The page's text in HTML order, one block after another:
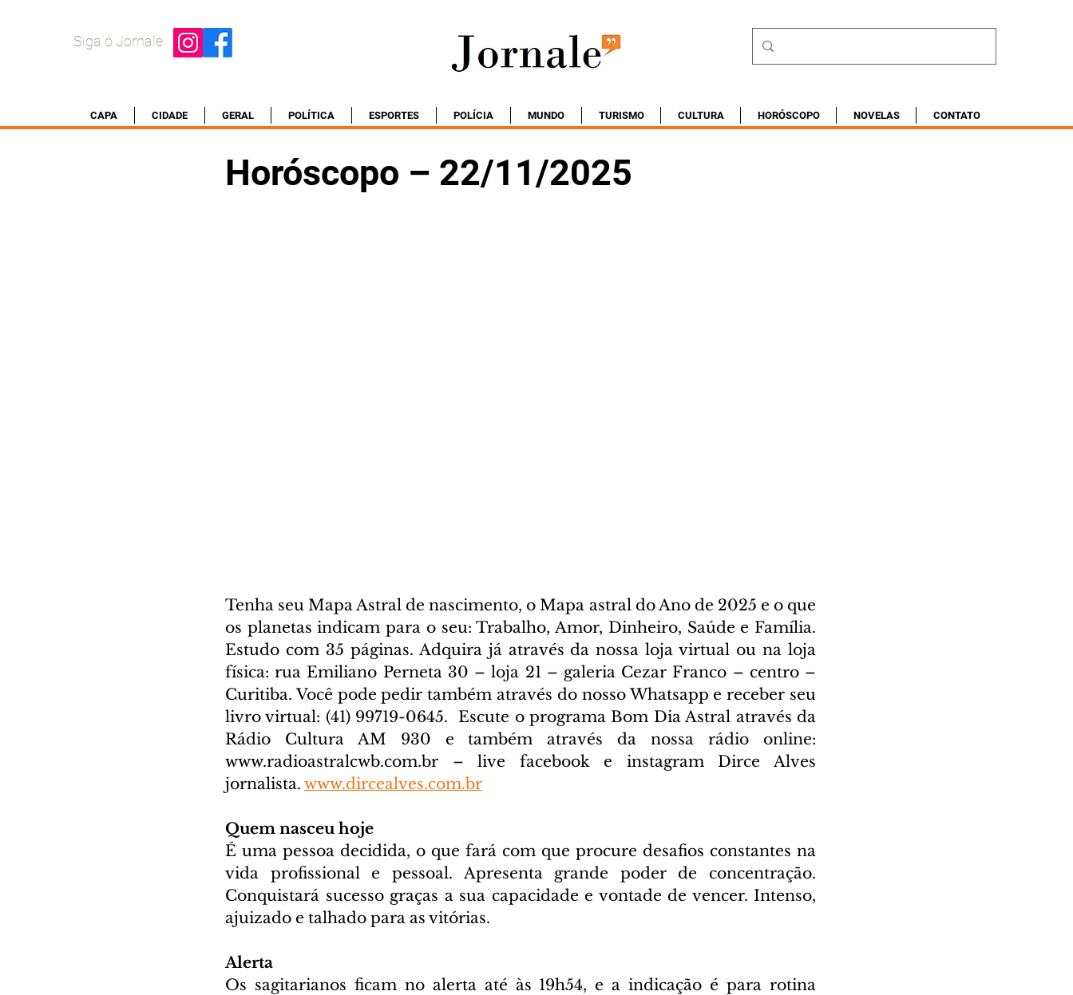
Siga o Jornale
CAPA CIDADE GERAL POLÍTICA ESPORTES POLÍCIA MUNDO TURISMO CULTURA HORÓSCOPO NOVELAS CONTATO
Horóscopo – 22/11/2025
Tenha seu Mapa Astral de nascimento, o Mapa astral do Ano de 2025 e o que
os planetas indicam para o seu: Trabalho, Amor, Dinheiro, Saúde e Família.
Estudo com 35 páginas. Adquira já através da nossa loja virtual ou na loja
física: rua Emiliano Perneta 30 – loja 21 – galeria Cezar Franco – centro –
Curitiba. Você pode pedir também através do nosso Whatsapp e receber seu
livro virtual: (41) 99719-0645.
Escute o programa Bom Dia Astral através da
www.radioastralcwb.com.br – live facebook e instagram Dirce Alves
jornalista. www.dircealves.com.br
Quem nasceu hoje
É uma pessoa decidida, o que fará com que procure desafios constantes na
vida profissional e pessoal. Apresenta grande poder de concentração.
Conquistará sucesso graças a sua capacidade e vontade de vencer. Intenso,
ajuizado e talhado para as vitórias.
Alerta
Os sagitarianos ficam no alerta até às 19h54, e a indicação é para rotina